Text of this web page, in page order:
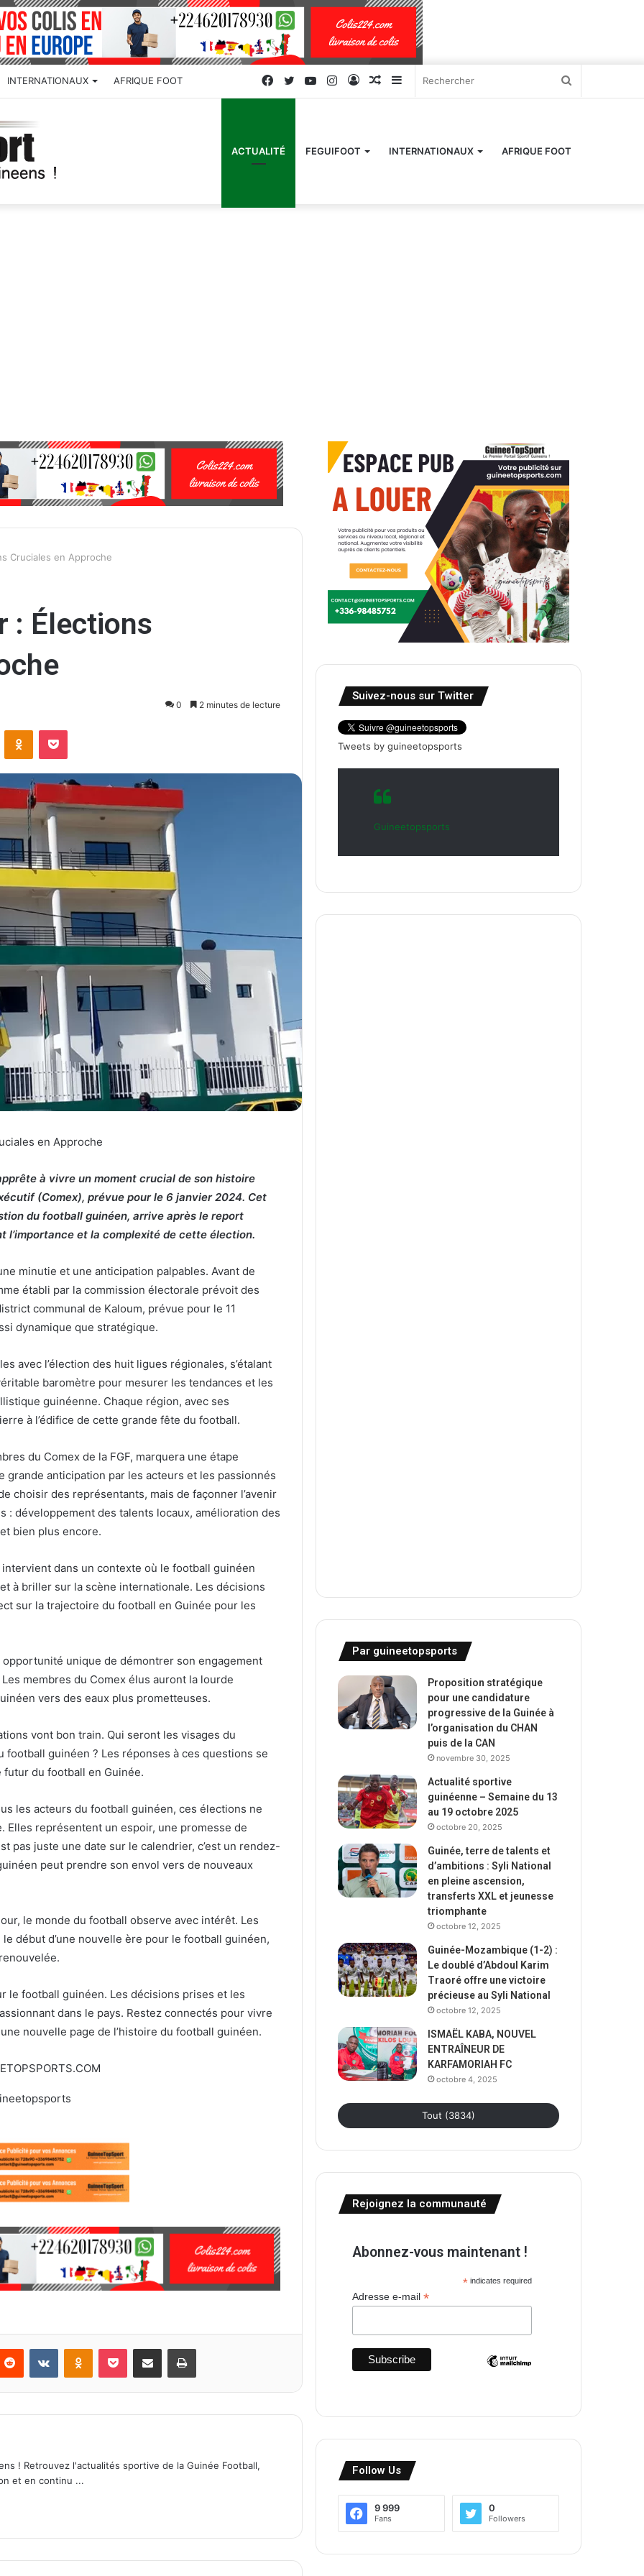
INTERNATIONAUX AFRIQUE FOOT Sidebar
latérale)
Article
Connexion
Instagram
YouTube
Twitter
Facebook
ACTUALITÉ FEGUIFOOT INTERNATIONAUX AFRIQUE FOOT
Cruciales en Approche
: Élections
0 2 minutes de lecture
en Approche
à vivre un moment crucial de son histoire
(Comex), prévue pour le 6 janvier 2024. Cet
du football guinéen, arrive après le report
l’importance et la complexité de cette élection.
minutie et une anticipation palpables. Avant de
établi par la commission électorale prévoit des
communal de Kaloum, prévue pour le 11
dynamique que stratégique.
avec l’élection des huit ligues régionales, s’étalant
baromètre pour mesurer les tendances et les
guinéenne. Chaque région, avec ses
à l’édifice de cette grande fête du football.
du Comex de la FGF, marquera une étape
grande anticipation par les acteurs et les passionnés
choisir des représentants, mais de façonner l’avenir
: développement des talents locaux, amélioration des
bien plus encore.
dans un contexte où le football guinéen
à briller sur la scène internationale. Les décisions
sur la trajectoire du football en Guinée pour les
opportunité unique de démontrer son engagement
membres du Comex élus auront la lourde
vers des eaux plus prometteuses.
vont bon train. Qui seront les visages du
football guinéen ? Les réponses à ces questions se
du football en Guinée.
les acteurs du football guinéen, ces élections ne
Elles représentent un espoir, une promesse de
pas juste une date sur le calendrier, c’est un rendez-
peut prendre son envol vers de nouveaux
le monde du football observe avec intérêt. Les
début d’une nouvelle ère pour le football guinéen,
le football guinéen. Les décisions prises et les
dans le pays. Restez connectés pour vivre
nouvelle page de l’histoire du football guinéen.
! Retrouvez l'actualités sportive de la Guinée Football,
et en continu ...
Suivez-nous sur Twitter
Tweets by guineetopsports
Guineetopsports
Par guineetopsports
Proposition stratégique
pour une candidature
progressive de la Guinée à
l’organisation du CHAN
puis de la CAN
novembre 30, 2025
Actualité sportive
guinéenne – Semaine du 13
au 19 octobre 2025
octobre 20, 2025
Guinée, terre de talents et
d’ambitions : Syli National
en pleine ascension,
transferts XXL et jeunesse
triomphante
octobre 12, 2025
Guinée-Mozambique (1-2) :
Le doublé d’Abdoul Karim
Traoré offre une victoire
précieuse au Syli National
octobre 12, 2025
ISMAËL KABA, NOUVEL
ENTRAÎNEUR DE
KARFAMORIAH FC
octobre 4, 2025
Tout (3834)
Rejoignez la communauté
Abonnez-vous maintenant !
*indicates required
Adresse e-mail*
Follow Us
9 999
Fans
0
Followers